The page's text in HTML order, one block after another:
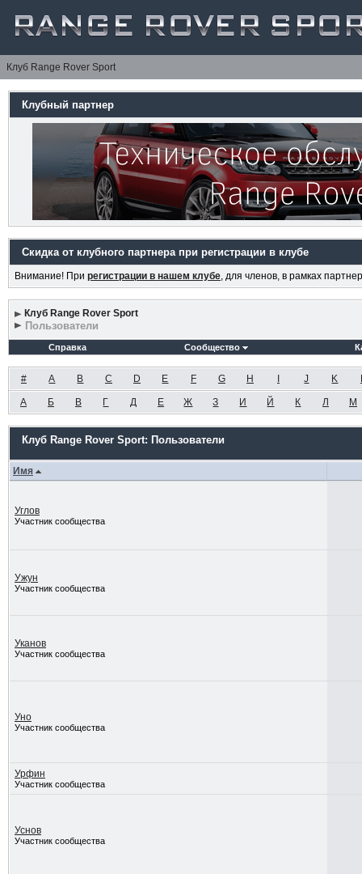
Клуб Range Rover Sport
Клубный партнер
Скидка от клубного партнера при регистрации в клубе
Внимание! При регистрации в нашем клубе, для членов, в рамках
Клуб Range Rover Sport
Пользователи
Справка Сообщество
# A B C D E F G H J K
А Б В Г Д Е Ж З И Й К Л М
Клуб Range Rover Sport: Пользователи
Имя
Углов
Участник сообщества
Ужун
Участник сообщества
Уканов
Участник сообщества
Уно
Участник сообщества
Урфин
Участник сообщества
Уснов
Участник сообщества